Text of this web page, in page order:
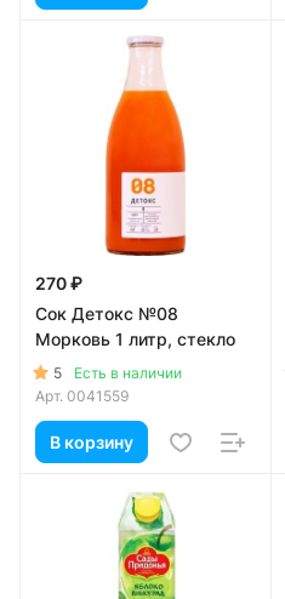
270 ₽
Сок Детокс №08
Морковь 1 литр, стекло
5
Есть в наличии
Арт. 0041559
В корзину